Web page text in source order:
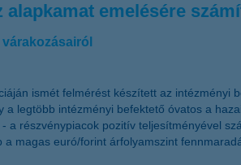
emelésére
ismét felmérést készített az
legtöbb intézményi befektető óvatos a
részvénypiacok pozitív teljesítményével
magas euró/forint árfolyamszint